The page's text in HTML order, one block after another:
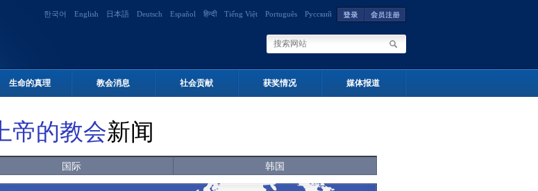
한국어 English 日本語 Deutsch Español हिन्दी Tiếng Việt Português Русский
生命的真理 教会消息 社会贡献 获奖情况 媒体报道
上帝的教会新闻
国际 韩国